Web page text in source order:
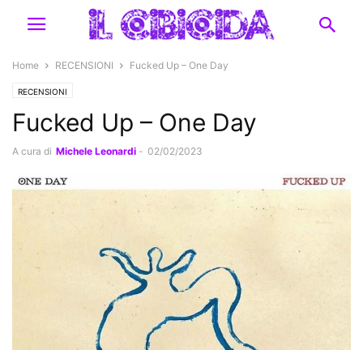
Home RECENSIONI Fucked Up – One Day
RECENSIONI
Fucked Up – One Day
A cura di Michele Leonardi - 02/02/2023